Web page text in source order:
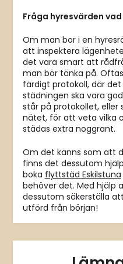
Fråga hyresvärden
Om man bor i en
att inspektera
det vara smart att
man bör tänka på.
färdigt protokoll, där
städningen ska vara
står på protokollet,
nätet, för att veta vilka
städas extra noggrant.
Om det känns som att
finns det dessutom
boka flyttstäd Eskilstuna
behöver det. Med hjälp
dessutom säkerställa
utförd från början!